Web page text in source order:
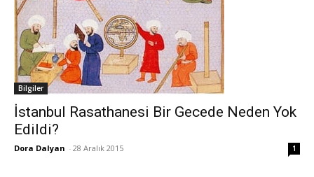
Bilgiler
İstanbul Rasathanesi Bir Gecede Neden Yok
Edildi?
Dora Dalyan - 28 Aralık 2015 1